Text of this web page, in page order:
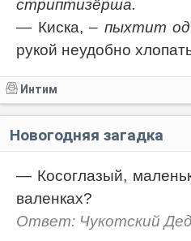
стриптизёрша.
— Киска,– пыхтит
рукой неудобно
Интим
Новогодняя загадка
— Косоглазый,
валенках?
Ответ: Чукотский